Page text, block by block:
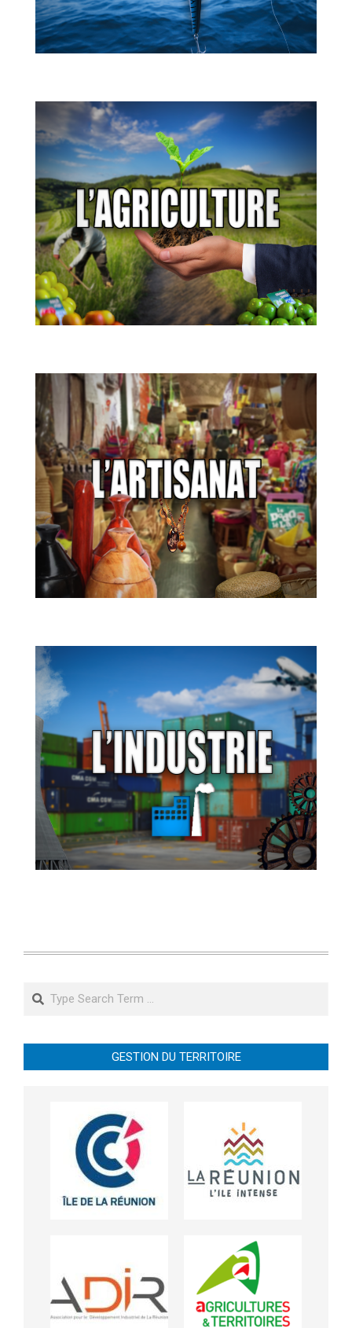
Search
GESTION DU TERRITOIRE